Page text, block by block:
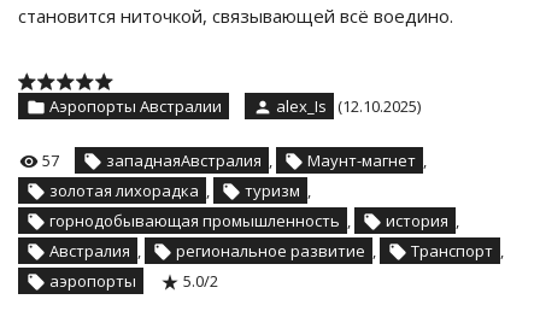
становится ниточкой, связывающей всё воедино.
Аэропорты Австралии alex_Is (12.10.2025)
57 западнаяАвстралия , Маунт-магнет ,
золотая лихорадка , туризм ,
горнодобывающая промышленность , история ,
Австралия , региональное развитие , Транспорт ,
аэропорты
5.0/2